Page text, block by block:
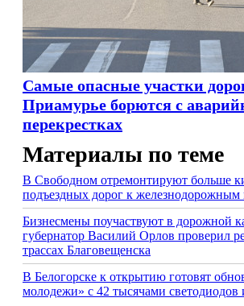
Самые опасные участки
Приамурье борются с
перекрестках
Материалы по теме
В Свободном отремонтируют больше
подъездных дорог к железнодорожным
Бизнесмены поучаствуют в дорожной
губернатор Василий Орлов проверил
трассах Благовещенска
В Белогорске к открытию готовят
молодежи» с 42 тысячами светодиодов